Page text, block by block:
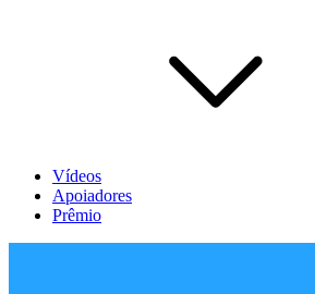
Vídeos
Apoiadores
Prêmio